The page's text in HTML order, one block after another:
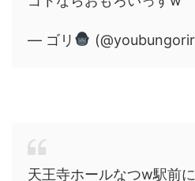
— ゴリ
天王寺ホールなつw駅前